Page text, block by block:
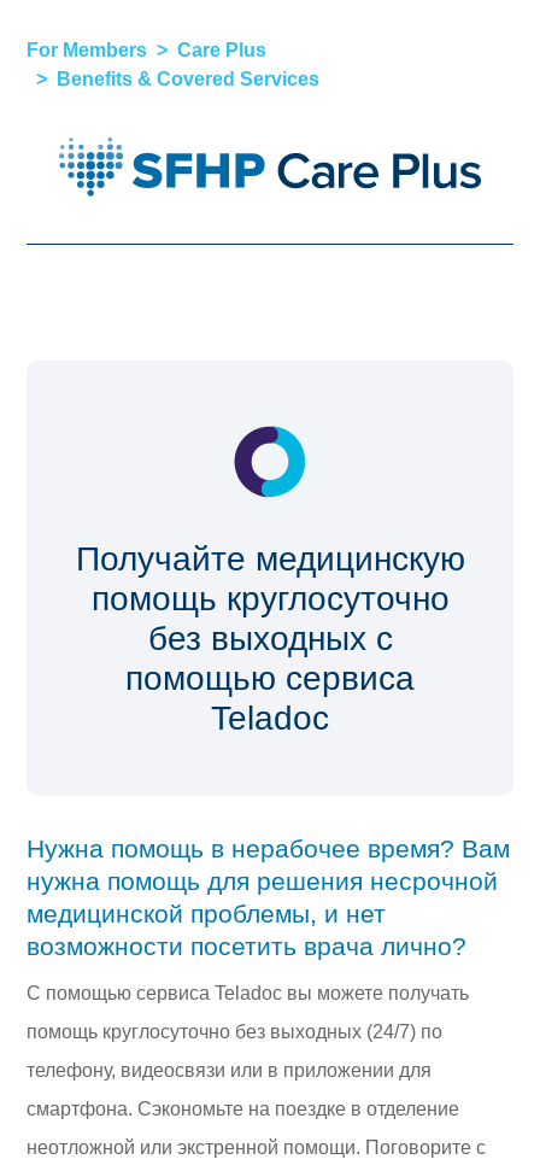
For Members
Care Plus
Benefits & Covered Services
Получайте медицинскую
помощь круглосуточно
без выходных с
помощью сервиса
Teladoc
Нужна помощь в нерабочее время? Вам
нужна помощь для решения несрочной
медицинской проблемы, и нет
возможности посетить врача лично?
С помощью сервиса Teladoc вы можете получать
помощь круглосуточно без выходных (24/7) по
телефону, видеосвязи или в приложении для
смартфона. Сэкономьте на поездке в отделение
неотложной или экстренной помощи. Поговорите с